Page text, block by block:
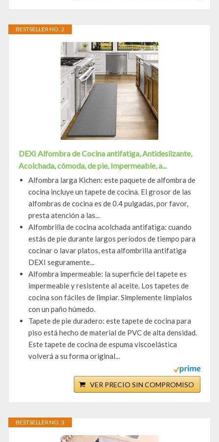
BESTSELLER NO. 2
DEXI Alfombra de Cocina antifatiga, Antideslizante,
Acolchada, cómoda, de pie, Impermeable, a...
Alfombra larga Kichen: este paquete de alfombra de
cocina incluye un tapete de cocina. El grosor de las
alfombras de cocina es de 0.4 pulgadas, por favor,
presta atención a las...
Alfombrilla de cocina acolchada antifatiga: cuando
estás de pie durante largos períodos de tiempo para
cocinar o lavar platos, esta alfombrilla antifatiga
DEXI seguramente...
Alfombra impermeable: la superficie del tapete es
impermeable y resistente al aceite. Los tapetes de
cocina son fáciles de limpiar. Simplemente límpialos
con un paño húmedo.
Tapete de pie duradero: este tapete de cocina para
piso está hecho de material de PVC de alta densidad.
Este tapete de cocina de espuma viscoelástica
volverá a su forma original...
VER PRECIO SIN COMPROMISO
BESTSELLER NO. 3